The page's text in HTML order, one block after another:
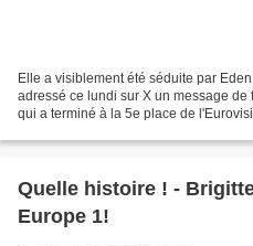
Elle a visiblement été séduite par
adressé ce lundi sur X un message
qui a terminé à la 5e place de
Quelle histoire ! - Brigitte
Europe 1!